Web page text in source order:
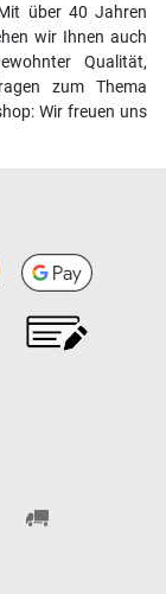
über 40 Jahren
wir Ihnen auch
Qualität,
zum Thema
Wir freuen uns